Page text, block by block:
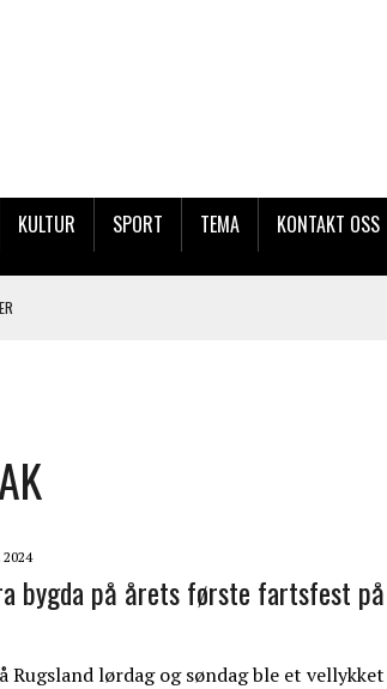
KULTUR SPORT TEMA KONTAKT OSS
MEDIA
2024
bygda på årets første fartsfest på
Rugsland lørdag og søndag ble et vellykket